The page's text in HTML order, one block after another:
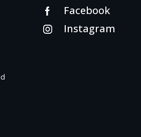
Facebook
Instagram